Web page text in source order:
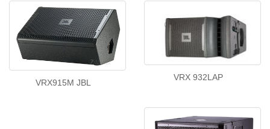
VRX915M JBL
VRX 932LAP